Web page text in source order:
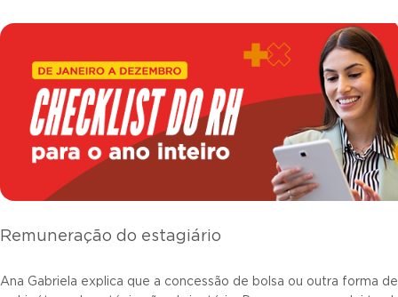
Remuneração do estagiário
Ana Gabriela explica que a concessão de bolsa ou outra forma